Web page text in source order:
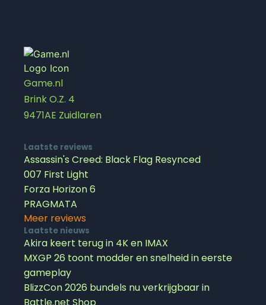
Game.nl
Brink O.Z. 4
9471AE Zuidlaren
Laatste reviews
Assassin's Creed: Black Flag Resynced
007 First Light
Forza Horizon 6
PRAGMATA
Meer reviews
Laatste nieuws
Akira keert terug in 4K en IMAX
MXGP 26 toont modder en snelheid in eerste
gameplay
BlizzCon 2026 bundels nu verkrijgbaar in